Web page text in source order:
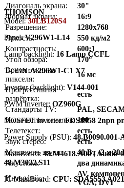
Диагональ экрана:
30"
Формат экрана:
16:9
Разрешение:
1280x768
Яркость:
550 кд/м2
Контрастность:
600:1
Угол обзора:
170°
Время отклика
пикселя:
16 мс
Прогрессивная
развёртка:
есть
Стандарты TV:
PAL,
Количество каналов: 100
Телетекст:
есть
Звук стерео:
есть
Мощность звука:
40 Вт (2 х 20
Акустика:
два
Интерфейс:
AV,
VGA, DVI
THOMSON
Model:30LB120S4
Panel:V296W1-L14
Lamp backlight:16 Lamp CCFL
T-CON:V296W1-C1 X7
Inverter (backlight): V144-001
PWM Inverter: OZ960G
MOSFET Inverter:FDS8958 2npn
Power Supply (PSU): 48.B0090.001-
MainBoard:48.M4618.A00 , Audio
48.M3022.S11
IC MainBoard: CPU: SDA5553 A021